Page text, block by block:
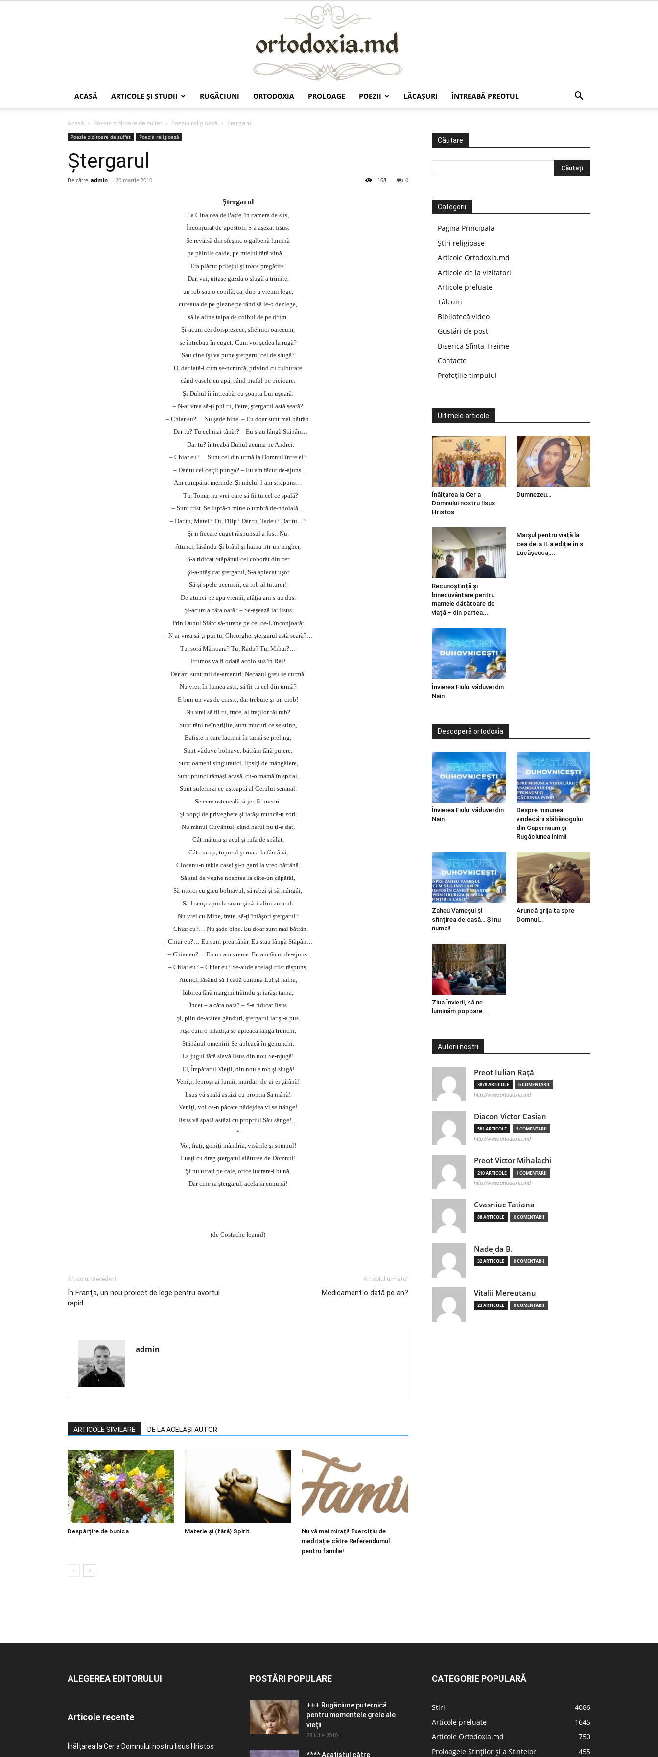
ACASĂ ARTICOLE ŞI STUDII RUGĂCIUNI ORTODOXIA PROLOAGE POEZII LĂCAŞURI ÎNTREABĂ PREOTUL
Acasă Poezie ziditoare de sulfet Poezia religioasă Ştergarul
Poezie ziditoare de sulfet Poezia religioasă
Ştergarul
De către admin - 20 martie 2010 0
1168
Ştergarul
La Cina cea de Paşte, în camera de sus,
Înconjurat de-apostoli, S-a aşezat Iisus.
Se revărsă din sfeşnic o galbenă lumină
pe pâinile calde, pe mielul fără vină…
Era plăcut prilejul şi toate pregătite.
Dar, vai, uitase gazda o slugă a trimite,
un rob sau o copilă, ca, dup-a vremii lege,
cureaua de pe glezne pe rând să le-o dezlege,
să le aline talpa de colbul de pe drum.
Şi-acum cei doisprezece, sfielnici oarecum,
se întrebau în cuget: Cum vor şedea la rugă?
Sau cine îşi va pune ştergarul cel de slugă?
O, dar iată-i cum se-ncruntă, privind cu tulburare
când vasele cu apă, când praful pe picioare.
Şi Duhul îi întreabă, cu şoapta Lui uşoară:
– N-ai vrea să-ţi pui tu, Petre, ştergarul astă seară?
– Chiar eu?… Nu şade bine. – Eu doar sunt mai bătrân.
– Dar tu? Tu cel mai tânăr? – Eu stau lângă Stăpân…
– Dar tu? întreabă Duhul acuma pe Andrei.
– Chiar eu?… Sunt cel din urmă la Domnul între ei?
– Dar tu cel ce ţii punga? – Eu am făcut de-ajuns.
Am cumpărat merinde. Şi mielul l-am străpuns…
– Tu, Toma, nu vrei oare să fii tu cel ce spală?
– Sunt trist. Se luptă-n mine o umbră de-ndoială…
– Dar tu, Matei? Tu, Filip? Dar tu, Tadeu? Dar tu…?
Şi-n fiecare cuget răspunsul a fost: Nu.
Atunci, lăsându-Şi brâul şi haina-ntr-un ungher,
S-a ridicat Stăpânul cel coborât din cer
Şi-a-nfăşurat ştergarul, S-a aplecat uşor
Să-şi spele ucenicii, ca rob al tuturor!
De-atunci pe apa vremii, atâţia ani s-au dus.
Şi-acum a câta oară? – Se-aşează iar Iisus
Prin Duhul Sfânt să-ntrebe pe cei ce-L înconjoară:
– N-ai vrea să-ţi pui tu, Gheorghe, ştergarul astă seară?…
Tu, soră Mărioara? Tu, Radu? Tu, Mihai?…
Frumos va fi odată acolo sus în Rai!
Dar azi sunt mii de-amaruri. Necazul greu se curmă.
Nu vrei, în lumea asta, să fii tu cel din urmă?
E bun un vas de cinste, dar trebuie şi-un ciob!
Nu vrei să fii tu, frate, al fraţilor tăi rob?
Sunt răni neîngrijite, sunt mucuri ce se sting,
Batiste-n care lacrimi în taină se preling,
Sunt văduve bolnave, bătrâni fără putere,
Sunt oameni singuratici, lipsiţi de mângâiere,
Sunt prunci rămaşi acasă, cu-o mamă în spital,
Sunt suferinzi ce-aşteaptă al Cerului semnal.
Se cere osteneală si jertfă uneori.
Şi nopţi de priveghere şi iarăşi muncă-n zori.
Nu mânui Cuvântul, când harul nu ţi-e dat,
Cât mătura şi acul şi rufa de spălat,
Cât cratiţa, toporul şi roata la fântână,
Ciocanu-n tabla casei şi-n gard la vreo bătrână.
Să stai de veghe noaptea la câte-un căpătâi,
Să-ntorci cu greu bolnavul, să rabzi şi să mângâi;
Să-l scoţi apoi la soare şi să-i alini amarul.
Nu vrei cu Mine, frate, să-ţi înfăşori ştergarul?
– Chiar eu?… Nu şade bine. Eu doar sunt mai bătrân.
– Chiar eu?… Eu sunt prea tânăr. Eu stau lângă Stăpân…
– Chiar eu?… Eu nu am vreme. Eu am făcut de-ajuns.
– Chiar eu? – Chiar eu? Se-aude acelaşi trist răspuns.
Atunci, lăsând să-I cadă cununa Lui şi haina,
Iubirea fără margini trăindu-şi iarăşi taina,
Încet – a câta oară? – S-a ridicat Iisus
Şi, plin de-atâtea gânduri, ştergarul iar şi-a pus.
Aşa cum o mlădiţă se-apleacă lângă trunchi,
Stăpânul omenirii Se-apleacă în genunchi.
La jugul fără slavă Iisus din nou Se-njugă!
El, Împăratul Vieţii, din nou e rob şi slugă!
Veniţi, leproşi ai lumii, murdari de-ai ei ţărână!
Iisus vă spală astăzi cu propria Sa mână!
Veniţi, voi ce-n păcate nădejdea vi se frânge!
Iisus vă spală astăzi cu propriul Său sânge!…
*
Voi, fraţi, goniţi mândria, visările şi somnul!
Luaţi cu drag ştergarul alăturea de Domnul!
Şi nu uitaţi pe cale, orice lucrare-i bună,
Dar cine ia ştergarul, acela ia cunună!
(de Costache Ioanid)
Articolul precedent
În Franţa, un nou proiect de lege pentru avortul
rapid
Articolul următor
Medicament o dată pe an?
admin
ARTICOLE SIMILARE DE LA ACELAȘI AUTOR
Despărțire de bunica Materie şi (fără) Spirit
Nu vă mai mirați! Exercițiu de
meditație către Referendumul
pentru familie!
Căutare
Categorii
Pagina Principala
Știri religioase
Articole Ortodoxia.md
Articole de la vizitatori
Articole preluate
Tâlcuiri
Bibliotecă video
Gustări de post
Biserica Sfinta Treime
Contacte
Profețiile timpului
Ultimele articole
Înălțarea la Cer a
Domnului nostru Iisus
Hristos
Dumnezeu…
Recunoștință și
binecuvântare pentru
mamele dătătoare de
viață – din partea...
Marșul pentru viață la
cea de-a II-a ediție în s.
Lucășeuca,...
Învierea Fiului văduvei din
Nain
Descoperă ortodoxia
Învierea Fiului văduvei din
Nain
Despre minunea
vindecării slăbănogului
din Capernaum și
Rugăciunea inimii
Zaheu Vameșul și
sfințirea de casă… Și nu
numai!
Aruncă grija ta spre
Domnul…
Ziua Învierii, să ne
luminăm popoare…
Autorii noștri
Preot Iulian Raţă
3878 ARTICOLE 6 COMENTARII
http://www.ortodoxia.md
Diacon Victor Casian
581 ARTICOLE 5 COMENTARII
http://www.ortodoxia.md
Preot Victor Mihalachi
210 ARTICOLE 1 COMENTARII
http://www.ortodoxia.md
Cvasniuc Tatiana
88 ARTICOLE 0 COMENTARII
Nadejda B.
32 ARTICOLE 0 COMENTARII
Vitalii Mereutanu
23 ARTICOLE 0 COMENTARII
ALEGEREA EDITORULUI
Articole recente
Înălțarea la Cer a Domnului nostru Iisus Hristos
POSTĂRI POPULARE
+++ Rugăciune puternică
pentru momentele grele ale
vieţii
28 iulie 2010
**** Acatistul către
CATEGORIE POPULARĂ
Stiri
4086
Articole preluate
1645
Articole Ortodoxia.md
750
Proloagele Sfinților și a Sfintelor
455